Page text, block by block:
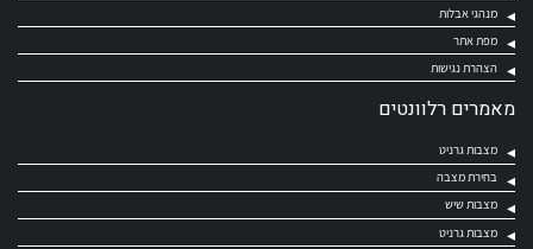
מנהגי אבלות
מפת אתר
הצהרת נגישות
מאמרים רלוונטים
מצבות גרניט
בחירת מצבה
מצבות שיש
מצבות גרניט